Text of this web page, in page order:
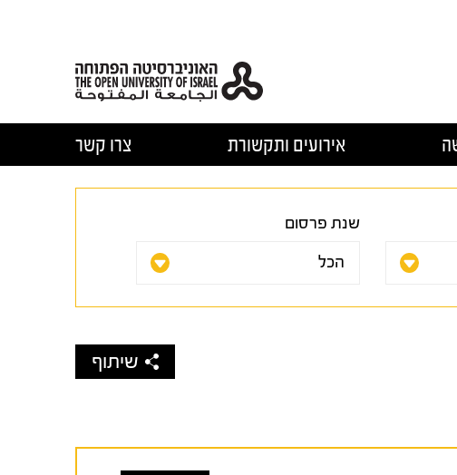
אירועים ותקשורת צרו קשר
שנת פרסום
שיתוף